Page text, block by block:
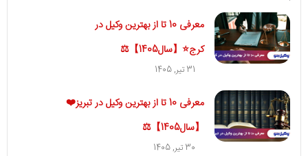
معرفی 10 تا از بهترین وکیل در
کرج⭐【سال1405】⚖️
31 تیر, 1405
معرفی 10 تا از بهترین وکیل در تبریز❤️
【سال1405】⚖️
30 تیر, 1405